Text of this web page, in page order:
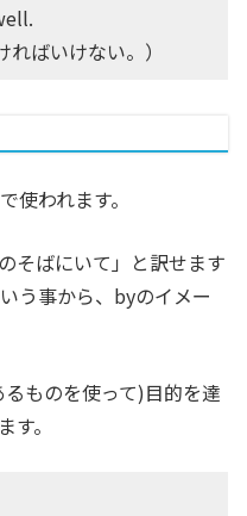
ればいけない。）
使われます。
そばにいて」と訳せます
う事から、byのイメー
ものを使って)目的を達
。